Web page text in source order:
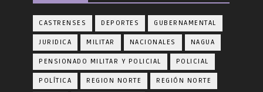
CASTRENSES DEPORTES GUBERNAMENTAL
JURIDICA MILITAR NACIONALES NAGUA
PENSIONADO MILITAR Y POLICIAL POLICIAL
POLÍTICA REGION NORTE REGIÓN NORTE